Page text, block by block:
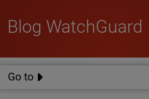
Blog WatchGuard
Go to